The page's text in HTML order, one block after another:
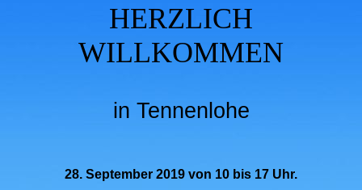
HERZLICH
WILLKOMMEN
in Tennenlohe
28. September 2019 von 10 bis 17 Uhr.